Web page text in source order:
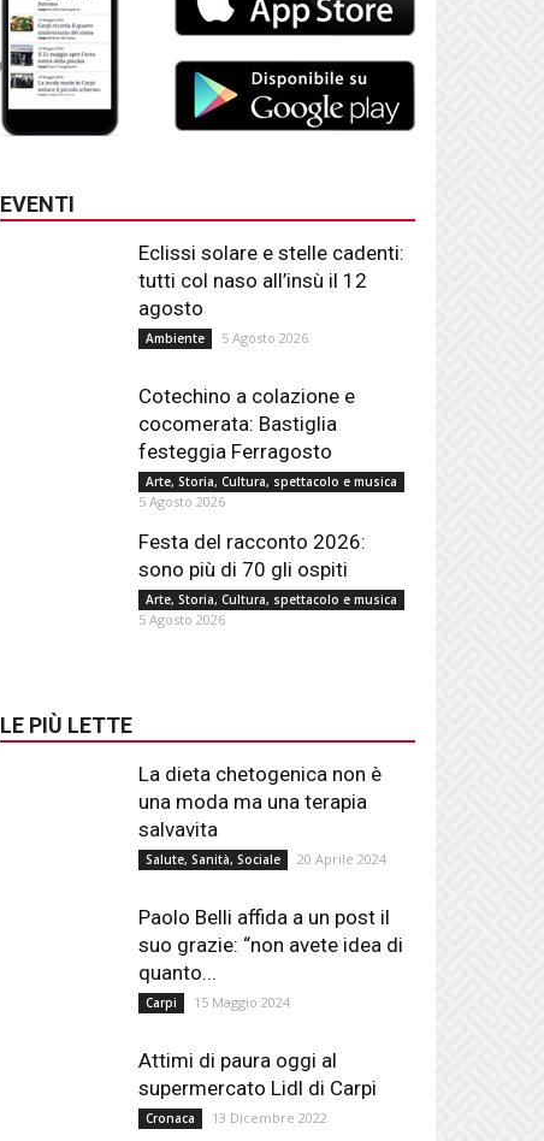
EVENTI
Eclissi solare e stelle cadenti:
tutti col naso all’insù il 12
agosto
Ambiente 5 Agosto 2026
Cotechino a colazione e
cocomerata: Bastiglia
festeggia Ferragosto
Arte, Storia, Cultura, spettacolo e musica
5 Agosto 2026
Festa del racconto 2026:
sono più di 70 gli ospiti
Arte, Storia, Cultura, spettacolo e musica
5 Agosto 2026
LE PIÙ LETTE
La dieta chetogenica non è
una moda ma una terapia
salvavita
Salute, Sanità, Sociale 20 Aprile 2024
Paolo Belli affida a un post il
suo grazie: “non avete idea di
quanto...
Carpi 15 Maggio 2024
Attimi di paura oggi al
supermercato Lidl di Carpi
Cronaca 13 Dicembre 2022